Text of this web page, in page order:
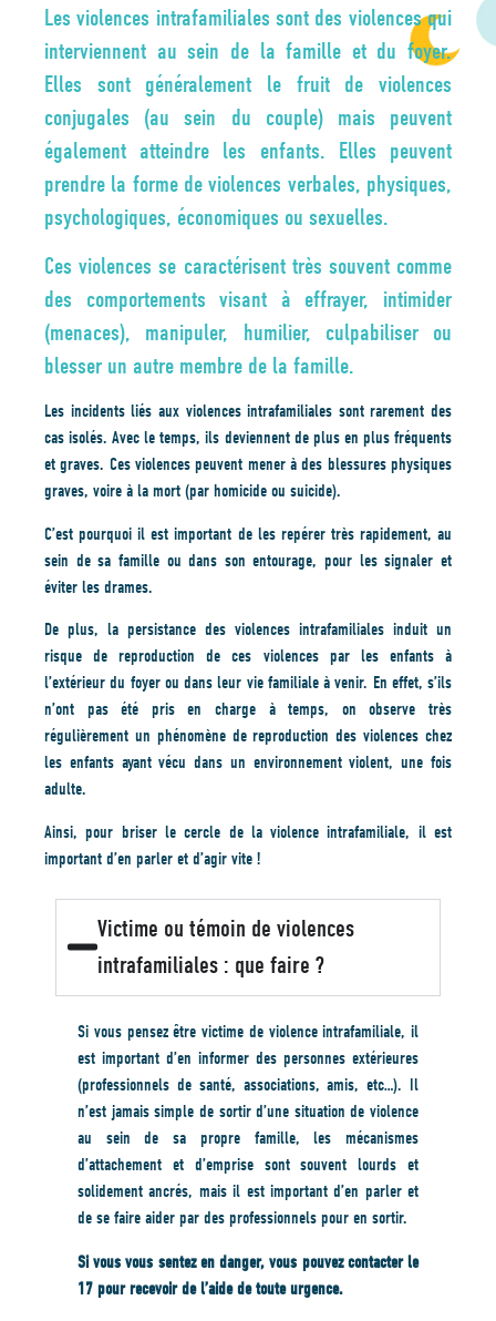
Les violences intrafamiliales sont des violences qui
interviennent au sein de la famille et du foyer.
Elles sont généralement le fruit de violences
conjugales (au sein du couple) mais peuvent
également atteindre les enfants. Elles peuvent
prendre la forme de violences verbales, physiques,
psychologiques, économiques ou sexuelles.
Ces violences se caractérisent très souvent comme
des comportements visant à effrayer, intimider
(menaces), manipuler, humilier, culpabiliser ou
blesser un autre membre de la famille.
Les incidents liés aux violences intrafamiliales sont rarement des
cas isolés. Avec le temps, ils deviennent de plus en plus fréquents
et graves. Ces violences peuvent mener à des blessures physiques
graves, voire à la mort (par homicide ou suicide).
C’est pourquoi il est important de les repérer très rapidement, au
sein de sa famille ou dans son entourage, pour les signaler et
éviter les drames.
De plus, la persistance des violences intrafamiliales induit un
risque de reproduction de ces violences par les enfants à
l’extérieur du foyer ou dans leur vie familiale à venir. En effet, s’ils
n’ont pas été pris en charge à temps, on observe très
régulièrement un phénomène de reproduction des violences chez
les enfants ayant vécu dans un environnement violent, une fois
adulte.
Ainsi, pour briser le cercle de la violence intrafamiliale, il est
important d’en parler et d’agir vite !
Victime ou témoin de violences
intrafamiliales : que faire ?
Si vous pensez être victime de violence intrafamiliale, il
est important d’en informer des personnes extérieures
(professionnels de santé, associations, amis, etc…). Il
n’est jamais simple de sortir d’une situation de violence
au sein de sa propre famille, les mécanismes
d’attachement et d’emprise sont souvent lourds et
solidement ancrés, mais il est important d’en parler et
de se faire aider par des professionnels pour en sortir.
Si vous vous sentez en danger, vous pouvez contacter le
17 pour recevoir de l’aide de toute urgence.